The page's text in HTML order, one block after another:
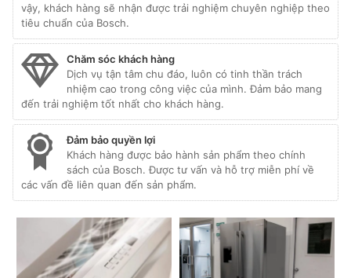
vậy, khách hàng sẽ nhận được trải nghiệm chuyên nghiệp theo
tiêu chuẩn của Bosch.
Chăm sóc khách hàng
Dịch vụ tận tâm chu đáo, luôn có tinh thần trách
nhiệm cao trong công việc của mình. Đảm bảo mang
đến trải nghiệm tốt nhất cho khách hàng.
Đảm bảo quyền lợi
Khách hàng được bảo hành sản phẩm theo chính
sách của Bosch. Được tư vấn và hỗ trợ miễn phí về
các vấn đề liên quan đến sản phẩm.